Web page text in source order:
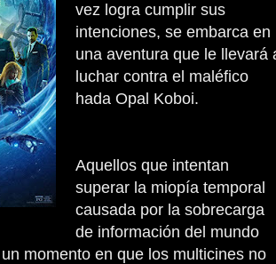
vez logra cumplir sus
intenciones, se embarca en
una aventura que le llevará
luchar contra el maléfico
hada Opal Koboi.
Aquellos que intentan
superar la miopía temporal
causada por la sobrecarga
de información del mundo
momento en que los multicines no